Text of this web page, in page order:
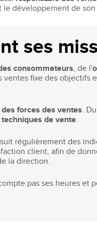
le développement de
ses
consommateurs, de l'
ventes fixe des objectifs
forces des ventes.
techniques de vente.
régulièrement des
client, afin de
la direction.
pas ses heures et
Marketing
Marketing
International
projets
et digitaux
- Qualité Sécurité
Marketing